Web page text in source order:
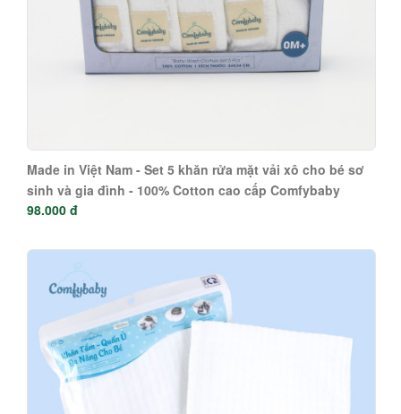
Made in Việt Nam - Set 5 khăn rửa mặt vải xô cho bé sơ
sinh và gia đình - 100% Cotton cao cấp Comfybaby
hàng xuất khẩu
98.000 đ